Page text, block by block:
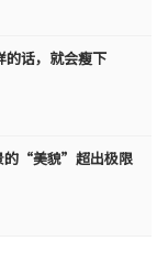
的话，就会瘦下
“美貌”超出极限